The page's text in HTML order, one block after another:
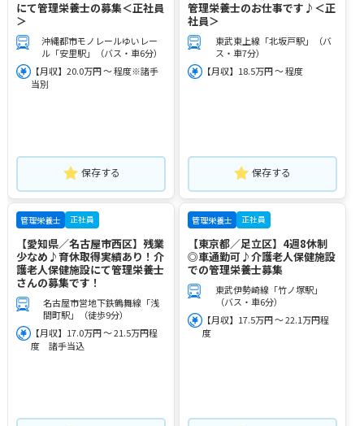
にて管理栄養士の募集＜正社員
＞
沖縄都市モノレールゆいレー
ル「安里駅」（バス・車6分）
【月収】20.0万円 ～ 程度※諸手
当別
保存する
管理栄養士のお仕事です♪＜正
社員＞
東武東上線「北坂戸駅」（バ
ス・車7分）
【月収】18.5万円 ～ 程度
保存する
管理栄養士 正社員
【愛知県／名古屋市西区】残業
少なめ♪育休取得実績あり！介
護老人保健施設にて管理栄養士
さんの募集です！
名古屋市営地下鉄鶴舞線「浅
間町駅」（徒歩9分）
【月収】17.0万円 ～ 21.5万円程
度 諸手当込
管理栄養士 正社員
【東京都／足立区】4週8休制
◎車通勤可♪介護老人保健施設
での管理栄養士募集
東武伊勢崎線「竹ノ塚駅」
（バス・車6分）
【月収】17.5万円 ～ 22.1万円程
度